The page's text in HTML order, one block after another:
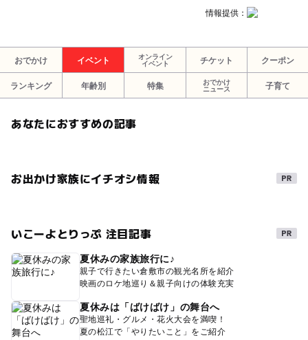
情報提供：
おでかけ イベント
オンライン
イベント
チケット クーポン
ランキング 年齢別 特集
おでかけ
ニュース
子育て
あなたにおすすめの記事
お出かけ家族にイチオシ情報
いこーよとりっぷ 注目記事
夏休みの家族旅行に♪
親子で行きたい倉敷市の観光名所を紹介
映画のロケ地巡り＆親子向けの体験充実
夏休みは「ばけばけ」の舞台へ
聖地巡礼・グルメ・花火大会を満喫！
夏の松江で「やりたいこと」をご紹介